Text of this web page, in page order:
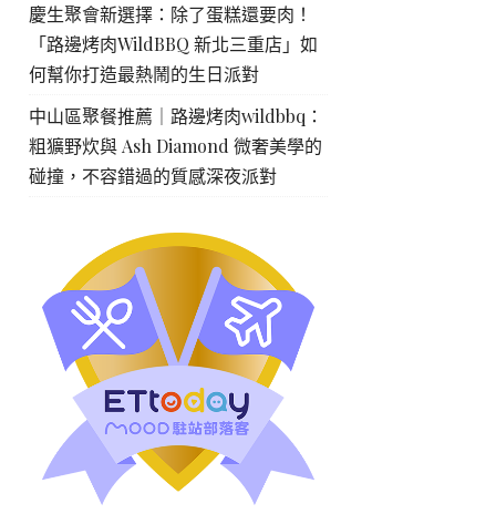
慶生聚會新選擇：除了蛋糕還要肉！
「路邊烤肉WildBBQ 新北三重店」如
何幫你打造最熱鬧的生日派對
中山區聚餐推薦｜路邊烤肉wildbbq：
粗獷野炊與 Ash Diamond 微奢美學的
碰撞，不容錯過的質感深夜派對